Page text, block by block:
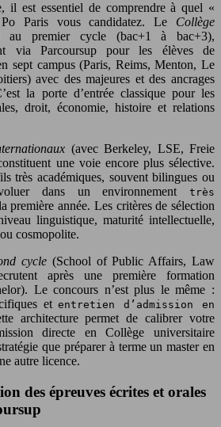
il est essentiel de comprendre à quel «
Paris vous candidatez. Le Collège
au premier cycle (bac+1 à bac+3),
via Parcoursup pour les élèves de
sept campus (Paris, Reims, Menton, Le
avec des majeures et des ancrages
la porte d’entrée classique pour les
droit, économie, histoire et relations
(avec Berkeley, LSE, Freie
une voie encore plus sélective.
très académiques, souvent bilingues ou
dans un environnement très
première année. Les critères de sélection
linguistique, maturité intellectuelle,
cosmopolite.
cycle (School of Public Affairs, Law
après une première formation
Le concours n’est plus le même :
et entretien d’admission en
architecture permet de calibrer votre
directe en Collège universitaire
que préparer à terme un master en
autre licence.
des épreuves écrites et orales